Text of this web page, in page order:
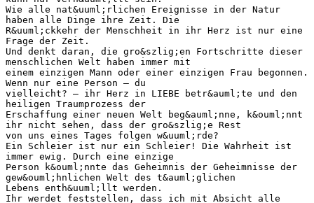
Wie alle nat&uuml;rlichen Ereignisse in der Natur
haben alle Dinge ihre Zeit. Die
R&uuml;ckkehr der Menschheit in ihr Herz ist nur eine
Frage der Zeit.
Und denkt daran, die gro&szlig;en Fortschritte dieser
menschlichen Welt haben immer mit
einem einzigen Mann oder einer einzigen Frau begonnen.
Wenn nur eine Person – du
vielleicht? – ihr Herz in LIEBE betr&auml;te und den
heiligen Traumprozess der
Erschaffung einer neuen Welt beg&auml;nne, k&ouml;nnt
ihr nicht sehen, dass der gro&szlig;e Rest
von uns eines Tages folgen w&uuml;rde?
Ein Schleier ist nur ein Schleier! Die Wahrheit ist
immer ewig. Durch eine einzige
Person k&ouml;nnte das Geheimnis der Geheimnisse der
gew&ouml;hnlichen Welt des t&auml;glichen
Lebens enth&uuml;llt werden.
Ihr werdet feststellen, dass ich mit Absicht alle